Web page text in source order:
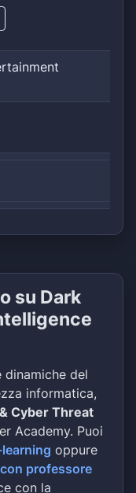
su Dark
dinamiche del
informatica,
Cyber Threat
Academy. Puoi
oppure
professore
con la